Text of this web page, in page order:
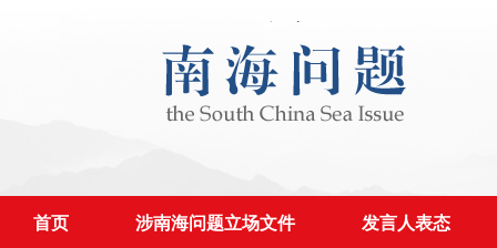
首页 涉南海问题立场文件 发言人表态